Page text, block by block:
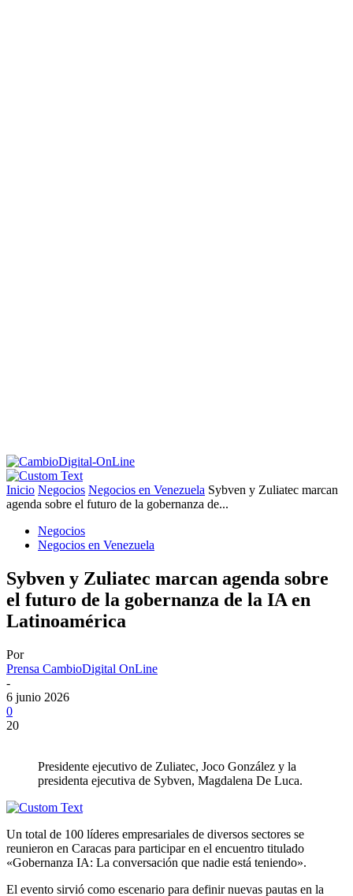
Inicio Negocios Negocios en Venezuela Sybven y Zuliatec marcan
agenda sobre el futuro de la gobernanza de...
Negocios
Negocios en Venezuela
Sybven y Zuliatec marcan agenda sobre
el futuro de la gobernanza de la IA en
Latinoamérica
Por
Prensa CambioDigital OnLine
-
6 junio 2026
0
20
Presidente ejecutivo de Zuliatec, Joco González y la
presidenta ejecutiva de Sybven, Magdalena De Luca.
Un total de 100 líderes empresariales de diversos sectores se
reunieron en Caracas para participar en el encuentro titulado
«Gobernanza IA: La conversación que nadie está teniendo».
El evento sirvió como escenario para definir nuevas pautas en la